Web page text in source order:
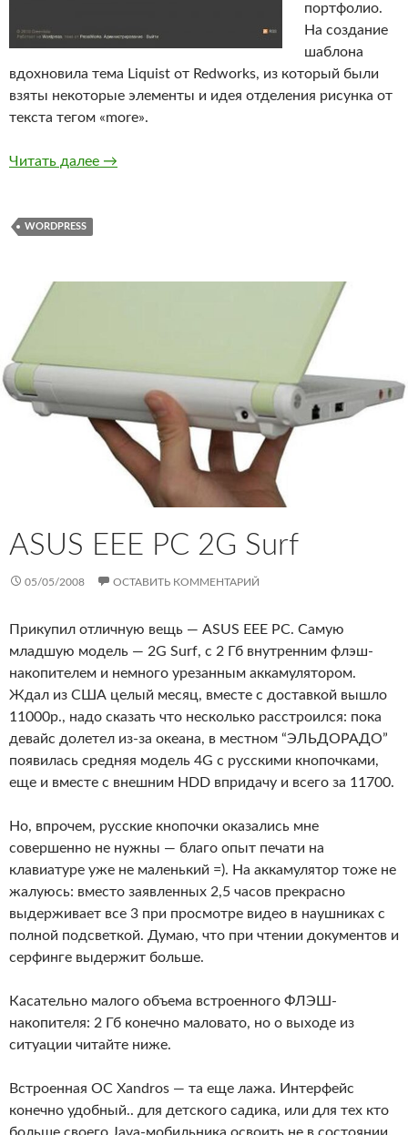
портфолио.
На создание
шаблона
вдохновила тема Liquist от Redworks, из который были
взяты некоторые элементы и идея отделения рисунка от
текста тегом «more».
Читать далее Тема Greenfolio от PressWorks.ru
→
WORDPRESS
ASUS EEE PC 2G Surf
05/05/2008 ОСТАВИТЬ КОММЕНТАРИЙ
Прикупил отличную вещь — ASUS EEE PC. Самую
младшую модель — 2G Surf, с 2 Гб внутренним флэш-
накопителем и немного урезанным аккамулятором.
Ждал из США целый месяц, вместе с доставкой вышло
11000р., надо сказать что несколько расстроился: пока
девайс долетел из-за океана, в местном “ЭЛЬДОРАДО”
появилась средняя модель 4G с русскими кнопочками,
еще и вместе с внешним HDD впридачу и всего за 11700.
Но, впрочем, русские кнопочки оказались мне
совершенно не нужны — благо опыт печати на
клавиатуре уже не маленький =). На аккамулятор тоже не
жалуюсь: вместо заявленных 2,5 часов прекрасно
выдерживает все 3 при просмотре видео в наушниках с
полной подсветкой. Думаю, что при чтении документов и
серфинге выдержит больше.
Касательно малого объема встроенного ФЛЭШ-
накопителя: 2 Гб конечно маловато, но о выходе из
ситуации читайте ниже.
Встроенная ОС Xandros — та еще лажа. Интерфейс
конечно удобный.. для детского садика, или для тех кто